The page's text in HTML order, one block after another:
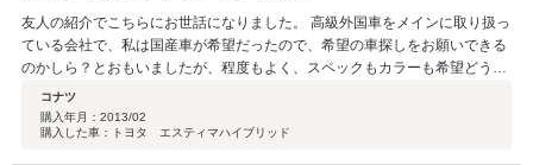
友人の紹介でこちらにお世話になりました。 高級外国車をメインに取り扱っ
ている会社で、私は国産車が希望だったので、希望の車探しをお願いできる
のかしら？とおもいましたが、程度もよく、スペックもカラーも希望どうり
の車を短期間に探してくださいました！お値段も予想より安くすみ、たすか
りました。また、タイヤ交換など、細かいこともお願いすることができ、全
く車にくわしくない私が、なんでも相談できる車屋さんです。 いまの車は乗
コナツ
購入年月： 2013/02
購入した車：トヨタ エスティマハイブリッド